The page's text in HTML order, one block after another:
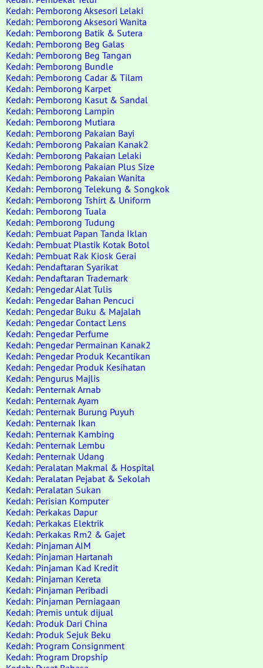
Kedah: Pemborong Aksesori Lelaki
Kedah: Pemborong Aksesori Wanita
Kedah: Pemborong Batik & Sutera
Kedah: Pemborong Beg Galas
Kedah: Pemborong Beg Tangan
Kedah: Pemborong Bundle
Kedah: Pemborong Cadar & Tilam
Kedah: Pemborong Karpet
Kedah: Pemborong Kasut & Sandal
Kedah: Pemborong Lampin
Kedah: Pemborong Mutiara
Kedah: Pemborong Pakaian Bayi
Kedah: Pemborong Pakaian Kanak2
Kedah: Pemborong Pakaian Lelaki
Kedah: Pemborong Pakaian Plus Size
Kedah: Pemborong Pakaian Wanita
Kedah: Pemborong Telekung & Songkok
Kedah: Pemborong Tshirt & Uniform
Kedah: Pemborong Tuala
Kedah: Pemborong Tudung
Kedah: Pembuat Papan Tanda Iklan
Kedah: Pembuat Plastik Kotak Botol
Kedah: Pembuat Rak Kiosk Gerai
Kedah: Pendaftaran Syarikat
Kedah: Pendaftaran Trademark
Kedah: Pengedar Alat Tulis
Kedah: Pengedar Bahan Pencuci
Kedah: Pengedar Buku & Majalah
Kedah: Pengedar Contact Lens
Kedah: Pengedar Perfume
Kedah: Pengedar Permainan Kanak2
Kedah: Pengedar Produk Kecantikan
Kedah: Pengedar Produk Kesihatan
Kedah: Pengurus Majlis
Kedah: Penternak Arnab
Kedah: Penternak Ayam
Kedah: Penternak Burung Puyuh
Kedah: Penternak Ikan
Kedah: Penternak Kambing
Kedah: Penternak Lembu
Kedah: Penternak Udang
Kedah: Peralatan Makmal & Hospital
Kedah: Peralatan Pejabat & Sekolah
Kedah: Peralatan Sukan
Kedah: Perisian Komputer
Kedah: Perkakas Dapur
Kedah: Perkakas Elektrik
Kedah: Perkakas Rm2 & Gajet
Kedah: Pinjaman AIM
Kedah: Pinjaman Hartanah
Kedah: Pinjaman Kad Kredit
Kedah: Pinjaman Kereta
Kedah: Pinjaman Peribadi
Kedah: Pinjaman Perniagaan
Kedah: Premis untuk dijual
Kedah: Produk Dari China
Kedah: Produk Sejuk Beku
Kedah: Program Consignment
Kedah: Program Dropship